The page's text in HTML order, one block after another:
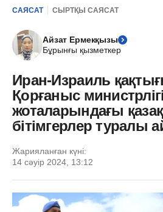
САЯСАТ СЫРТҚЫ САЯСАТ
Айзат Ермекқызы
Бұрынғы қызметкер
Иран-Израиль
Қорғаныс
жоталарындағы
бітімгерлер туралы
Жарияланған күні:
14 сәуір 2024, 13:12